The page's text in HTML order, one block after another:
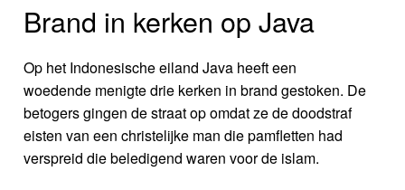
Brand in kerken op Java
Op het Indonesische eiland Java heeft een
woedende menigte drie kerken in brand gestoken. De
betogers gingen de straat op omdat ze de doodstraf
eisten van een christelijke man die pamfletten had
verspreid die beledigend waren voor de islam.